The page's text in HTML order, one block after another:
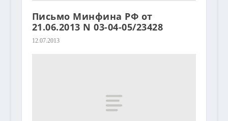
Письмо Минфина РФ от
21.06.2013 N 03-04-05/23428
12.07.2013